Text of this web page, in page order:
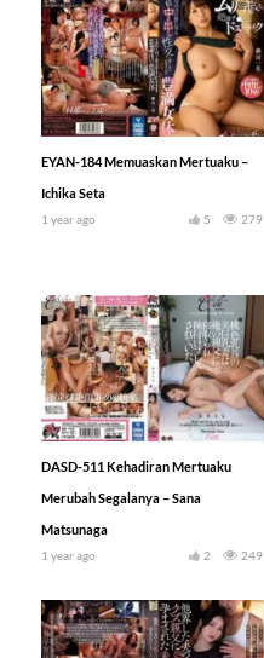
EYAN-184 Memuaskan Mertuaku –
Ichika Seta
1 year ago 279
5
DASD-511 Kehadiran Mertuaku
Merubah Segalanya – Sana
Matsunaga
1 year ago 249
2